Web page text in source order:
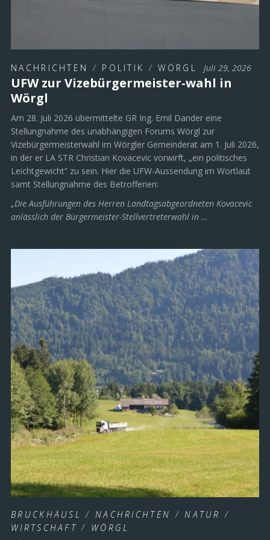
NACHRICHTEN / POLITIK /WÖRGL Juli 29, 2026
UFW zur Vizebürgermeister-wahl in
Wörgl
Am 28. Juli 2026 übermittelte GR Ing. Emil Dander eine
Stellungnahme des unabhängigen Forums Wörgl zur
Vizebürgermeisterwahl im Wörgler Gemeinderat am 1. Juli 2026,
in der er LA STR Christian Kovacevic vorwirft, „ein politisches
Leichtgewicht“ zu sein. Hier die UFW-Aussendung im Wortlaut
samt Stellungnahme des Betroffenen:
„Die Ausführungen des Herren Landtagsabgeordneten Kovacevic
anlässlich der Bürgermeister-Stellvertreterwahl in …
BRUCKHÄUSL / NACHRICHTEN /NATUR /
WIRTSCHAFT / WÖRGL